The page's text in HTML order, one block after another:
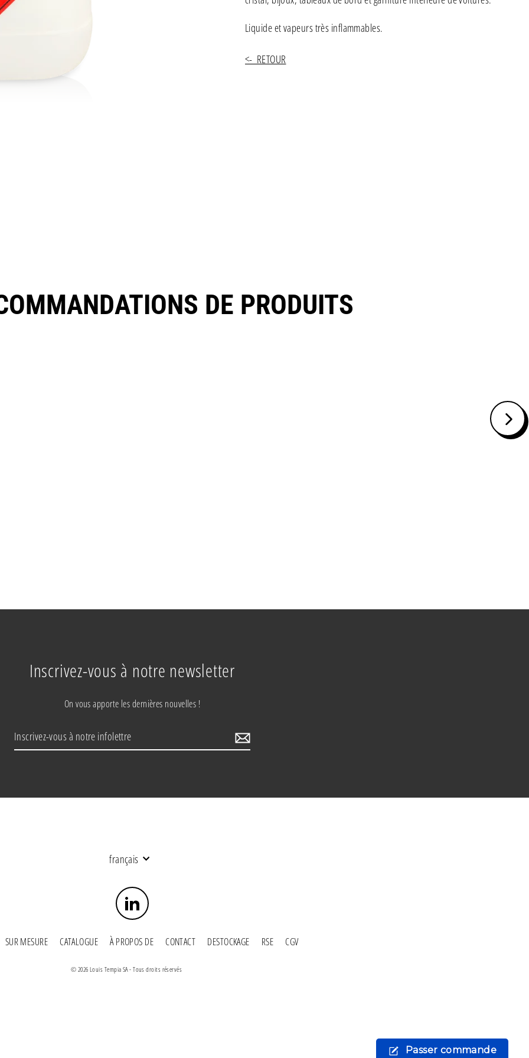
Liquide et vapeurs très inflammables.
<- RETOUR
DE PRODUITS
Inscrivez-vous à notre newsletter
On vous apporte les dernières nouvelles !
Langue
français
LinkedIn
SUR MESURE CATALOGUE À PROPOS DE CONTACT DESTOCKAGE RSE CGV
© 2026 Louis Tempia SA - Tous droits réservés
Passer commande